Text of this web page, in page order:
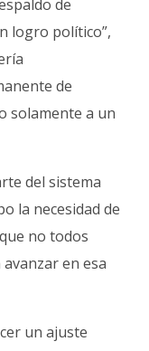
de
logro político”,
de
solamente a un
del sistema
la necesidad de
no todos
en esa
un ajuste